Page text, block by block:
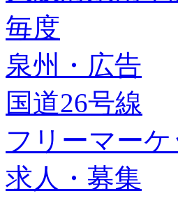
毎度
泉州・広告
国道26号線
フリーマー
求人・募集